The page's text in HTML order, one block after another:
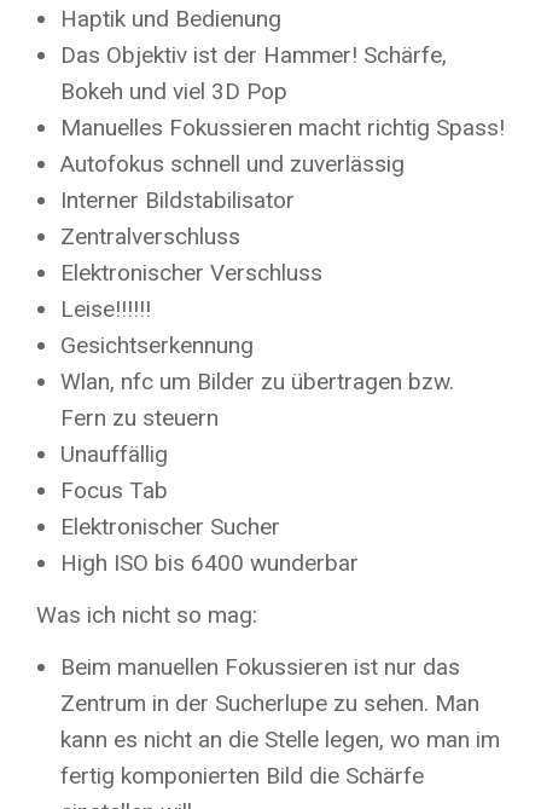
Haptik und Bedienung
Das Objektiv ist der Hammer! Schärfe,
Bokeh und viel 3D Pop
Manuelles Fokussieren macht richtig Spass!
Autofokus schnell und zuverlässig
Interner Bildstabilisator
Zentralverschluss
Elektronischer Verschluss
Leise!!!!!!
Gesichtserkennung
Wlan, nfc um Bilder zu übertragen bzw.
Fern zu steuern
Unauffällig
Focus Tab
Elektronischer Sucher
High ISO bis 6400 wunderbar
Was ich nicht so mag:
Beim manuellen Fokussieren ist nur das
Zentrum in der Sucherlupe zu sehen. Man
kann es nicht an die Stelle legen, wo man im
fertig komponierten Bild die Schärfe